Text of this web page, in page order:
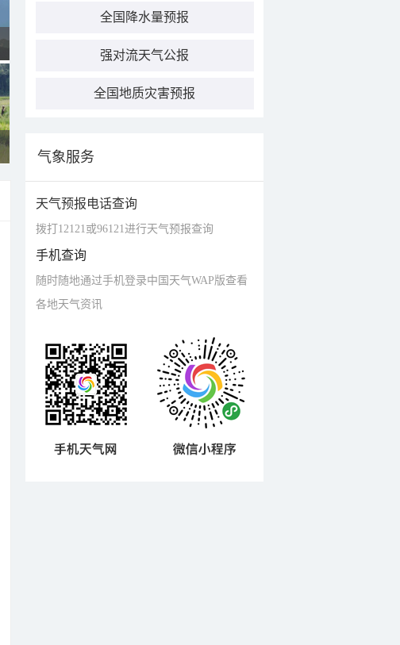
全国降水量预报
强对流天气公报
全国地质灾害预报
气象服务
天气预报电话查询
拨打12121或96121进行天气预报查询
手机查询
随时随地通过手机登录中国天气WAP版查看
各地天气资讯